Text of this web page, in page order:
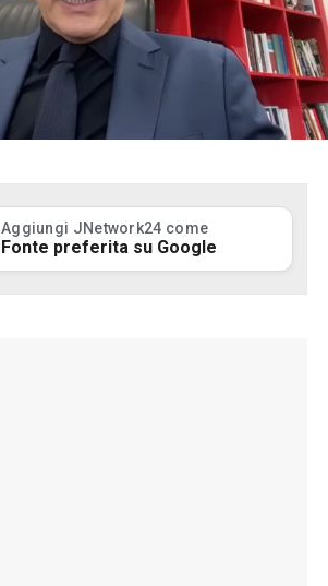
Aggiungi JNetwork24 come
Fonte preferita su Google